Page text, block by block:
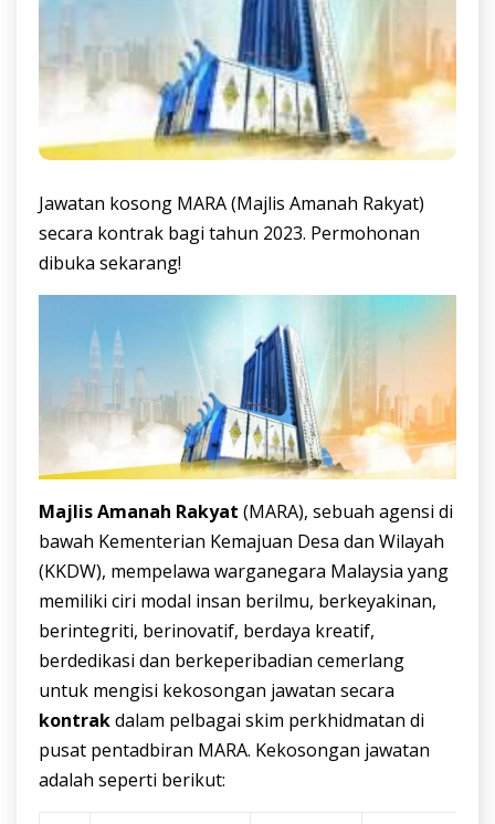
Jawatan kosong MARA (Majlis Amanah Rakyat)
secara kontrak bagi tahun 2023. Permohonan
dibuka sekarang!
Majlis Amanah Rakyat (MARA), sebuah agensi di
bawah Kementerian Kemajuan Desa dan Wilayah
(KKDW), mempelawa warganegara Malaysia yang
memiliki ciri modal insan berilmu, berkeyakinan,
berintegriti, berinovatif, berdaya kreatif,
berdedikasi dan berkeperibadian cemerlang
untuk mengisi kekosongan jawatan secara
kontrakdalam pelbagai skim perkhidmatan di
pusat pentadbiran MARA. Kekosongan jawatan
adalah seperti berikut: